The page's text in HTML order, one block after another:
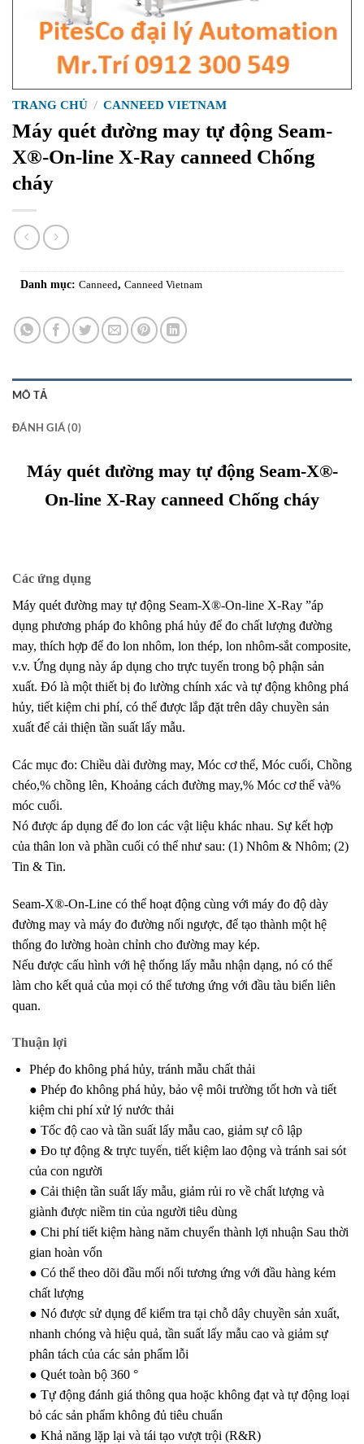
TRANG CHỦ / CANNEED VIETNAM
Máy quét đường may tự động Seam-
X®-On-line X-Ray canneed Chống
cháy
Danh mục: Canneed, Canneed Vietnam
MÔ TẢ
ĐÁNH GIÁ (0)
Máy quét đường may tự động Seam-X®-
On-line X-Ray canneed Chống cháy
Các ứng dụng
Máy quét đường may tự động Seam-X®-On-line X-Ray ”áp
dụng phương pháp đo không phá hủy để đo chất lượng đường
may, thích hợp để đo lon nhôm, lon thép, lon nhôm-sắt composite,
v.v. Ứng dụng này áp dụng cho trực tuyến trong bộ phận sản
xuất. Đó là một thiết bị đo lường chính xác và tự động không phá
hủy, tiết kiệm chi phí, có thể được lắp đặt trên dây chuyền sản
xuất để cải thiện tần suất lấy mẫu.
Các mục đo: Chiều dài đường may, Móc cơ thể, Móc cuối, Chồng
chéo,% chồng lên, Khoảng cách đường may,% Móc cơ thể và%
móc cuối.
Nó được áp dụng để đo lon các vật liệu khác nhau. Sự kết hợp
của thân lon và phần cuối có thể như sau: (1) Nhôm & Nhôm; (2)
Tin & Tin.
Seam-X®-On-Line có thể hoạt động cùng với máy đo độ dày
đường may và máy đo đường nối ngược, để tạo thành một hệ
thống đo lường hoàn chỉnh cho đường may kép.
Nếu được cấu hình với hệ thống lấy mẫu nhận dạng, nó có thể
làm cho kết quả của mọi có thể tương ứng với đầu tàu biển liên
quan.
Thuận lợi
Phép đo không phá hủy, tránh mẫu chất thải
● Phép đo không phá hủy, bảo vệ môi trường tốt hơn và tiết
kiệm chi phí xử lý nước thải
● Tốc độ cao và tần suất lấy mẫu cao, giảm sự cô lập
● Đo tự động & trực tuyến, tiết kiệm lao động và tránh sai sót
của con người
● Cải thiện tần suất lấy mẫu, giảm rủi ro về chất lượng và
giành được niềm tin của người tiêu dùng
● Chi phí tiết kiệm hàng năm chuyển thành lợi nhuận Sau thời
gian hoàn vốn
● Có thể theo dõi đầu mối nối tương ứng với đầu hàng kém
chất lượng
● Nó được sử dụng để kiểm tra tại chỗ dây chuyền sản xuất,
nhanh chóng và hiệu quả, tần suất lấy mẫu cao và giảm sự
phân tách của các sản phẩm lỗi
● Quét toàn bộ 360 °
● Tự động đánh giá thông qua hoặc không đạt và tự động loại
bỏ các sản phẩm không đủ tiêu chuẩn
● Khả năng lặp lại và tái tạo vượt trội (R&R)